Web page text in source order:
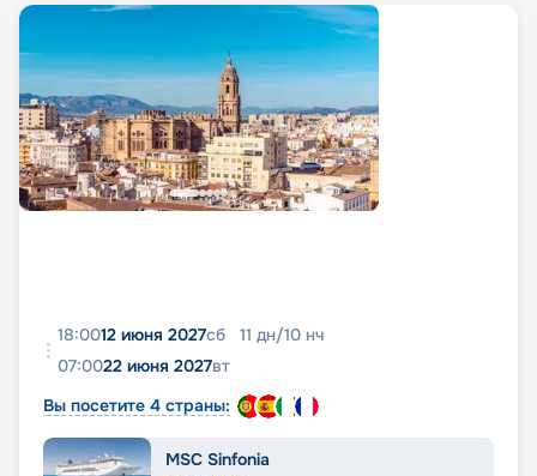
18:0012 июня 2027сб 11 дн/10 нч
07:0022 июня 2027вт
Вы посетите 4 страны:
MSC Sinfonia